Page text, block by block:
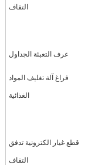
التفاف
عرف التعبئة الجداول
فراغ آلة تغليف المواد
الغذائية
قطع غيار الكترونية تدفق
التفاف